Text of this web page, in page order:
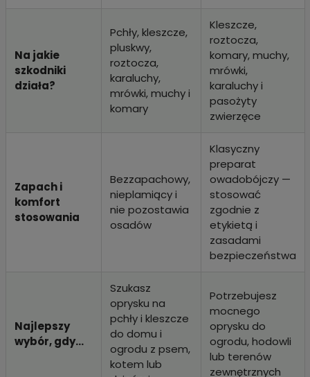
Na jakie
szkodniki
działa?
Pchły, kleszcze,
pluskwy,
roztocza,
karaluchy,
mrówki, muchy i
komary
Kleszcze,
roztocza,
komary, muchy,
mrówki,
karaluchy i
pasożyty
zwierzęce
Zapach i
komfort
stosowania
Bezzapachowy,
nieplamiący i
nie pozostawia
osadów
Klasyczny
preparat
owadobójczy —
stosować
zgodnie z
etykietą i
zasadami
bezpieczeństwa
Najlepszy
wybór, gdy...
Szukasz
oprysku na
pchły i kleszcze
do domu i
ogrodu z psem,
kotem lub
Potrzebujesz
mocnego
oprysku do
ogrodu, hodowli
lub terenów
zewnętrznych